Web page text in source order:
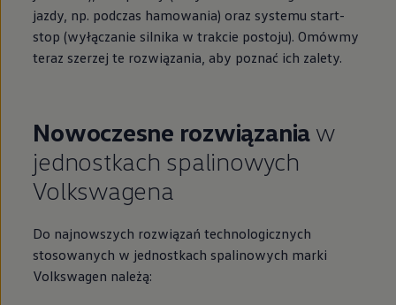
jazdy, np. podczas hamowania) oraz systemu start-
stop (wyłączanie silnika w trakcie postoju). Omówmy
teraz szerzej te rozwiązania, aby poznać ich zalety.
Nowoczesne rozwiązania w
jednostkach spalinowych
Volkswagena
Do najnowszych rozwiązań technologicznych
stosowanych w jednostkach spalinowych marki
Volkswagen należą: